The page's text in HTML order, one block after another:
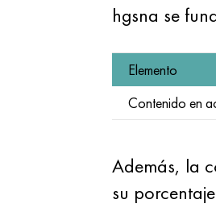
hgsna se
Elemento
Contenido en
Además, la
su